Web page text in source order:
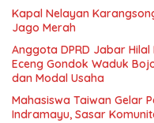
Kapal Nelayan
Jago Merah
Anggota DPRD Jabar
Eceng Gondok Waduk
dan Modal Usaha
Mahasiswa Taiwan Gelar
Indramayu, Sasar